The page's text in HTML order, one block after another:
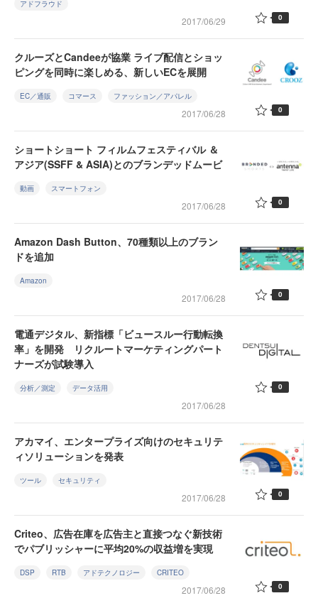
アドフラウド
2017/06/29 0
クルーズとCandeeが協業 ライブ配信とショッ
ピングを同時に楽しめる、新しいECを展開
EC／通販 コマース ファッション／アパレル
2017/06/28 0
ショートショート フィルムフェスティバル ＆
アジア(SSFF & ASIA)とのブランデッドムービ
動画 スマートフォン
2017/06/28 0
Amazon Dash Button、70種類以上のブラン
ドを追加
Amazon
2017/06/28 0
電通デジタル、新指標「ビュースルー行動転換
率」を開発 リクルートマーケティングパート
ナーズが試験導入
分析／測定 データ活用
2017/06/28
0
アカマイ、エンタープライズ向けのセキュリテ
ィソリューションを発表
ツール セキュリティ
2017/06/28 0
Criteo、広告在庫を広告主と直接つなぐ新技術
でパブリッシャーに平均20%の収益増を実現
DSP RTB アドテクノロジー CRITEO
2017/06/28 0